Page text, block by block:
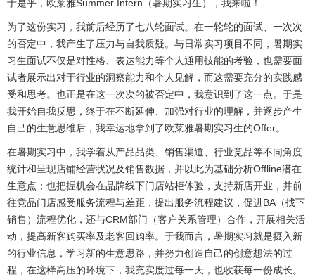
于是乎，欧莱雅Summer Intern （暑期实习生），我来啦！
为了这份实习，我前后经历了七八轮面试。在一轮轮的面试、一次次
的否定中，我产生了压力与自我质疑。与日常实习项目不同，暑期实
习生面试不仅是对性格、表达能力等个人通用技能的考验，也需要面
试者展示出对于行业的洞察能力和个人见解，而这需要充分的实践感
受和思考。也正是在这一次次的被否定中，我意识到了这一点。于是
我开始自我反思，终于在不断延伸、加强对行业的理解，并逐步产生
自己的生意思维后，我幸运地拿到了欧莱雅暑期实习生的Offer。
在暑期实习中，我学着从产品品类、销售渠道、行业竞品等不同角度
统计和呈现店铺经营状况及销售数据，并以此为基础分析Offline潜在
生意点；也把握机会在品牌线下门店站柜体验，支持新店开业，并前
往竞品门店感受服务流程与差距，提出服务流程建议，促进BA（找下
销售）流程优化，还与CRM部门（客户关系管理）合作，开展相关活
动，提高新客购买率及老客回购率。于我而言，暑期实习就是摄入新
的行业信息，学习新的生意思路，并努力创造自己的创意想法的过
程，在这样高压的环境下，我充实度过每一天，也收获每一份成长。